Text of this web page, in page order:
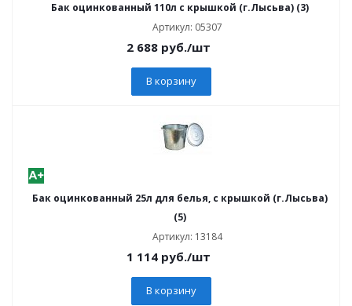
Бак оцинкованный 110л с крышкой (г.Лысьва) (3)
Артикул: 05307
2 688руб./шт
В корзину
Бак оцинкованный 25л для белья, с крышкой (г.Лысьва)
(5)
Артикул: 13184
1 114руб./шт
В корзину